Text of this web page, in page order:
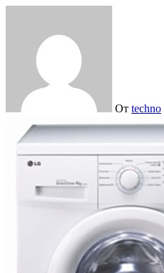
От techno